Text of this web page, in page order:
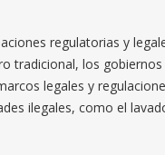
regulatorias y
tradicional, los gobiernos
legales y
ilegales, como el